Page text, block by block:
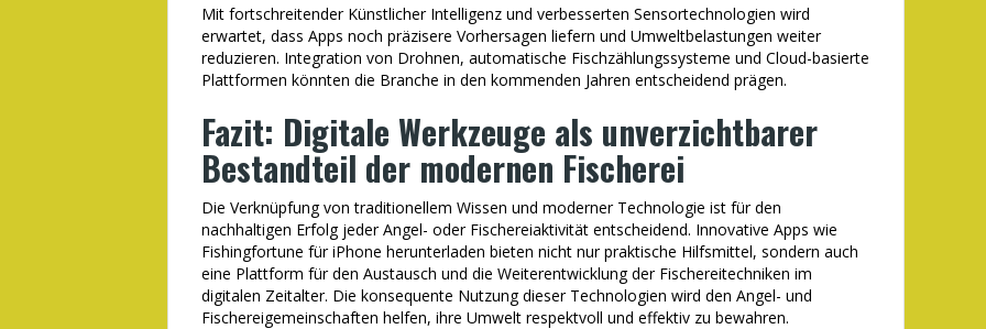
Mit fortschreitender Künstlicher Intelligenz und verbesserten Sensortechnologien wird
erwartet, dass Apps noch präzisere Vorhersagen liefern und Umweltbelastungen weiter
reduzieren. Integration von Drohnen, automatische Fischzählungssysteme und Cloud-basierte
Plattformen könnten die Branche in den kommenden Jahren entscheidend prägen.
Fazit: Digitale Werkzeuge als unverzichtbarer
Bestandteil der modernen Fischerei
Die Verknüpfung von traditionellem Wissen und moderner Technologie ist für den
nachhaltigen Erfolg jeder Angel- oder Fischereiaktivität entscheidend. Innovative Apps wie
Fishingfortune für iPhone herunterladen bieten nicht nur praktische Hilfsmittel, sondern auch
eine Plattform für den Austausch und die Weiterentwicklung der Fischereitechniken im
digitalen Zeitalter. Die konsequente Nutzung dieser Technologien wird den Angel- und
Fischereigemeinschaften helfen, ihre Umwelt respektvoll und effektiv zu bewahren.